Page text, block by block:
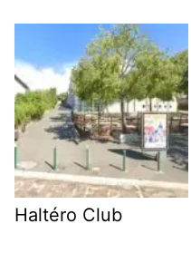
Haltéro Club